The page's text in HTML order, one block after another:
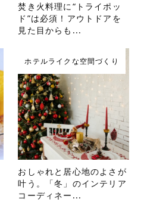
焚き火料理に“トライポッ
ド”は必須！アウトドアを
見た目からも...
ホテルライクな空間づくり
おしゃれと居心地のよさが
叶う。「冬」のインテリア
コーディネー...